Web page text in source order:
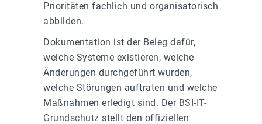
Prioritäten fachlich und organisatorisch
abbilden.
Dokumentation ist der Beleg dafür,
welche Systeme existieren, welche
Änderungen durchgeführt wurden,
welche Störungen auftraten und welche
Maßnahmen erledigt sind. Der BSI-IT-
Grundschutz stellt den offiziellen